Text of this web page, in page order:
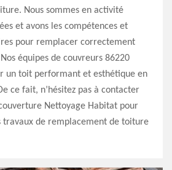
Nous sommes en activité
et avons les compétences et
pour remplacer correctement
équipes de couvreurs 86220
un toit performant et esthétique en
ce fait, n’hésitez pas à contacter
Nettoyage Habitat pour
travaux de remplacement de toiture